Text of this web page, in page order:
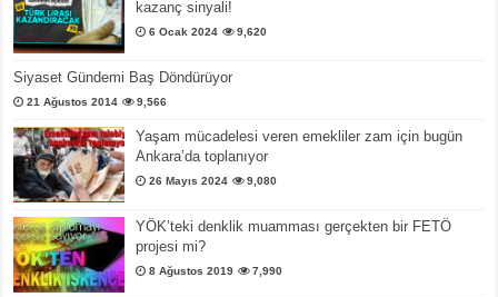
kazanç sinyali!
6 Ocak 2024 9,620
Siyaset Gündemi Baş Döndürüyor
21 Ağustos 2014 9,566
Yaşam mücadelesi veren emekliler zam için bugün
Ankara’da toplanıyor
26 Mayıs 2024 9,080
YÖK’teki denklik muamması gerçekten bir FETÖ
projesi mi?
8 Ağustos 2019 7,990